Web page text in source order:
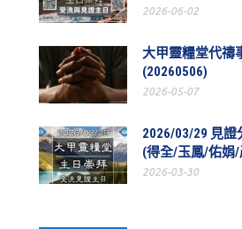
2026-06-02
大甲靈糧堂代禱
(20260506)
2026-05-07
2026/03/29 見證
(得全/玉鳳/佑娟
2026-03-30